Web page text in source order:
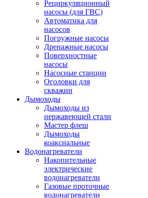
Рециркуляционный
насосы (для ГВС)
Автоматика для
насосов
Погружные насосы
Дренажные насосы
Поверхностные
насосы
Насосные станции
Оголовки для
скважин
Дымоходы
Дымоходы из
нержавеющей стали
Мастер флеш
Дымоходы
коаксиальные
Водонагреватели
Накопительные
электрические
водонагреватели
Газовые проточные
водонагреватели